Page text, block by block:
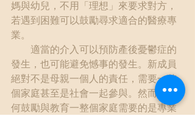
媽與幼兒，不用「理想」來要求對方，
若遇到困難可以鼓勵尋求適合的醫療專
業。
適當的介入可以預防產後憂鬱症的
發生，也可能避免憾事的發生。新成員
絕對不是母親一個人的責任，需要一整
個家庭甚至是社會一起參與。然而，如
何鼓勵與教育一整個家庭需要的是專業